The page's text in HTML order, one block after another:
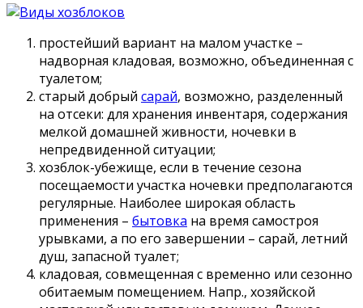
простейший вариант на малом участке –
надворная кладовая, возможно, объединенная с
туалетом;
старый добрый сарай, возможно, разделенный
на отсеки: для хранения инвентаря, содержания
мелкой домашней живности, ночевки в
непредвиденной ситуации;
хозблок-убежище, если в течение сезона
посещаемости участка ночевки предполагаются
регулярные. Наиболее широкая область
применения – бытовка на время самостроя
урывками, а по его завершении – сарай, летний
душ, запасной туалет;
кладовая, совмещенная с временно или сезонно
обитаемым помещением. Напр., хозяйской